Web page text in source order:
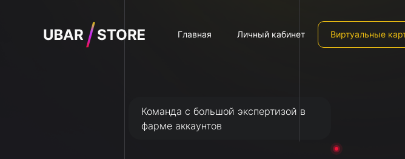
Главная Личный кабинет Виртуальные
Команда с большой экспертизой в
фарме аккаунтов